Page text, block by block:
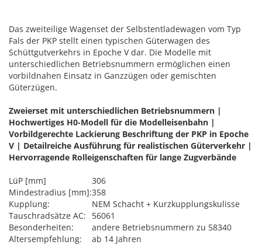
Das zweiteilige Wagenset der Selbstentladewagen vom Typ
Fals der PKP stellt einen typischen Güterwagen des
Schüttgutverkehrs in Epoche V dar. Die Modelle mit
unterschiedlichen Betriebsnummern ermöglichen einen
vorbildnahen Einsatz in Ganzzügen oder gemischten
Güterzügen.
Zweierset mit unterschiedlichen Betriebsnummern |
Hochwertiges H0-Modell für die Modelleisenbahn |
Vorbildgerechte Lackierung Beschriftung der PKP in Epoche
V | Detailreiche Ausführung für realistischen Güterverkehr |
Hervorragende Rolleigenschaften für lange Zugverbände
LüP [mm]
306
Mindestradius [mm]:358
Kupplung:
NEM Schacht + Kurzkupplungskulisse
Tauschradsätze AC:
56061
Besonderheiten:
andere Betriebsnummern zu 58340
Altersempfehlung:
ab 14 Jahren